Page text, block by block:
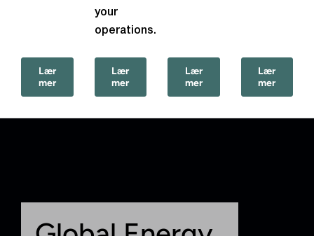
Lær
mer
your
operations.
Lær
mer
Lær
mer
Lær
mer